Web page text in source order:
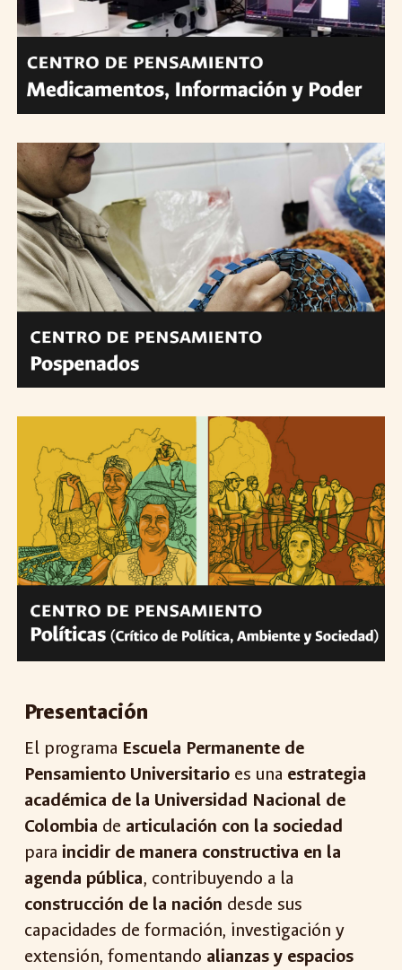
Presentación
El programa Escuela Permanente de
Pensamiento Universitario es una estrategia
académica de la Universidad Nacional de
Colombia de articulación con la sociedad
para incidir de manera constructiva en la
agenda pública, contribuyendo a la
construcción de la nación desde sus
capacidades de formación, investigación y
extensión, fomentando alianzas y espacios